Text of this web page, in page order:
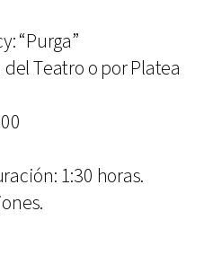
“Purga”
Teatro o por Platea
1:30 horas.